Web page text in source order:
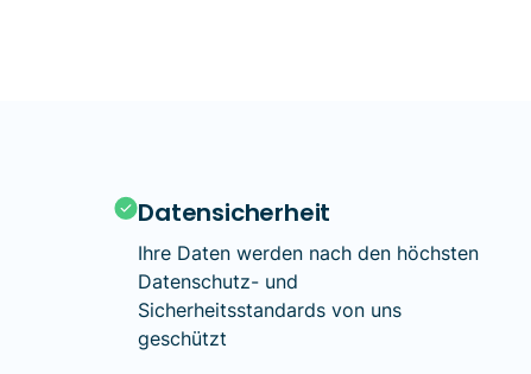
Datensicherheit
Ihre Daten werden nach den höchsten
Datenschutz- und
Sicherheitsstandards von uns
geschützt